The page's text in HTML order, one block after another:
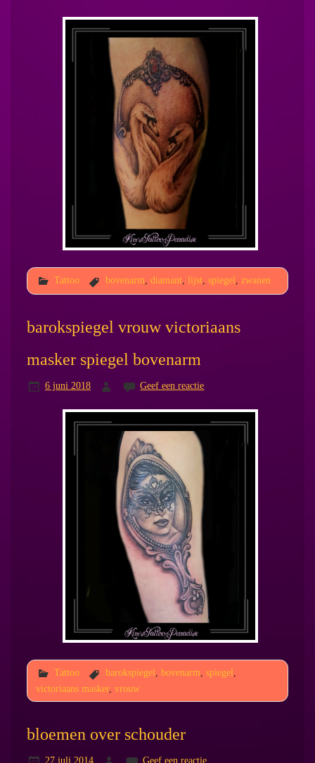
Tattoo bovenarm, diamant, lijst, spiegel, zwanen
barokspiegel vrouw victoriaans
masker spiegel bovenarm
6 juni 2018 Geef een reactie
Tattoo barokspiegel bovenarm spiegel
victoriaans masker, vrouw
bloemen over schouder
27 juli 2014 Geef een reactie